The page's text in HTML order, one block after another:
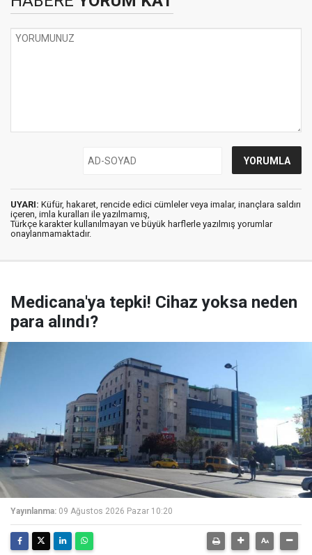
UYARI: Küfür, hakaret, rencide edici cümleler veya imalar, inançlara saldırı
içeren, imla kuralları ile yazılmamış,
Türkçe karakter kullanılmayan ve büyük harflerle yazılmış yorumlar
onaylanmamaktadır.
Medicana'ya tepki! Cihaz yoksa neden
para alındı?
Yayınlanma: 09 Ağustos 2026 Pazar 10:20